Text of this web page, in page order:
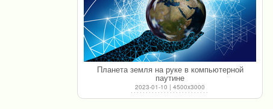
Планета земля на руке в компьютерной
паутине
2023-01-10 | 4500x3000